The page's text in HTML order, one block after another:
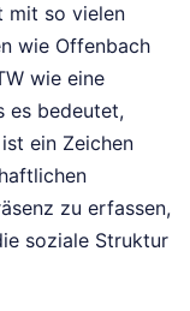
mit so vielen
wie Offenbach
wie eine
es bedeutet,
ein Zeichen
zu erfassen,
soziale Struktur